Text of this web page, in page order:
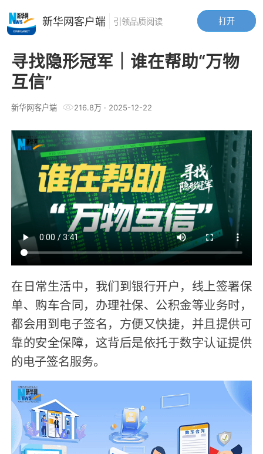
寻找隐形冠军｜谁在帮助“万物
互信”
新华网客户端 216.8万· 2025-12-22
在日常生活中，我们到银行开户，线上签署保
单、购车合同，办理社保、公积金等业务时，
都会用到电子签名，方便又快捷，并且提供可
靠的安全保障，这背后是依托于数字认证提供
的电子签名服务。
打开
新华网客户端 引领品质阅读